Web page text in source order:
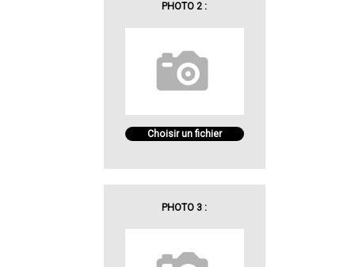
PHOTO 2 :
Choisir un fichier
PHOTO 3 :